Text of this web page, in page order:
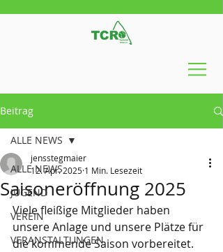
Beitrag
ALLE NEWS
JUGEND
VEREIN
VERANSTALTUNGEN
ALLE NEWS
Saisoneröffnung 2025
jensstegmaier
12. Apr. 2025 1 Min. Lesezeit
Viele fleißige Mitglieder haben
unsere Anlage und unsere Plätze für
die kommende Saison vorbereitet.